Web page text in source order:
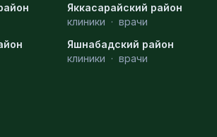
Яккасарайский район
клиники · врачи
Яшнабадский район
клиники · врачи